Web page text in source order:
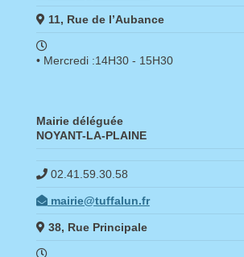
11, Rue de l’Aubance
• Mercredi :14H30 - 15H30
Mairie déléguée
NOYANT-LA-PLAINE
02.41.59.30.58
mairie@tuffalun.fr
38, Rue Principale